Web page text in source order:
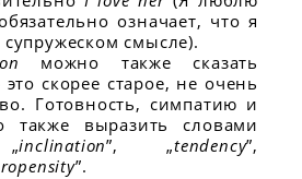
означает, что я
смысле).
можно также сказать
это скорее старое, не очень
Готовность, симпатию и
также выразить словами
inclination”, „tendency”,
”.